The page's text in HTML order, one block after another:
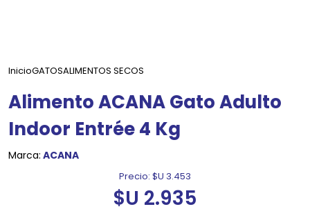
InicioGATOSALIMENTOS SECOS
Alimento ACANA Gato Adulto
Indoor Entrée 4 Kg
Marca: ACANA
Precio: $U 3.453
$U 2.935